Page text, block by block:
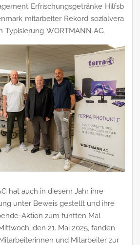
Erfrischungsgetränke Hilfsb
mitarbeiter Rekord sozialvera
Typisierung WORTMANN AG
hat auch in diesem Jahr ihre
unter Beweis gestellt und ihre
Aktion zum fünften Mal
den 21. Mai 2025, fanden
und Mitarbeiter zur